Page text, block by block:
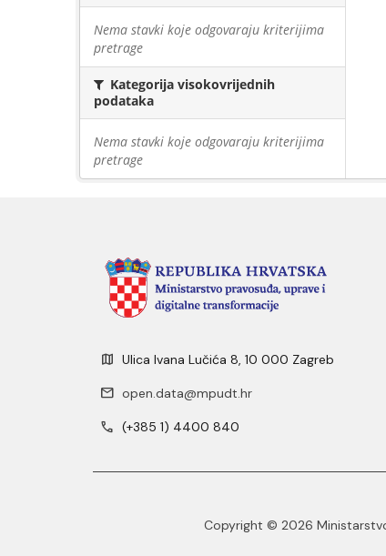
Nema stavki koje odgovaraju kriterijima
pretrage
Kategorija visokovrijednih
podataka
Nema stavki koje odgovaraju kriterijima
pretrage